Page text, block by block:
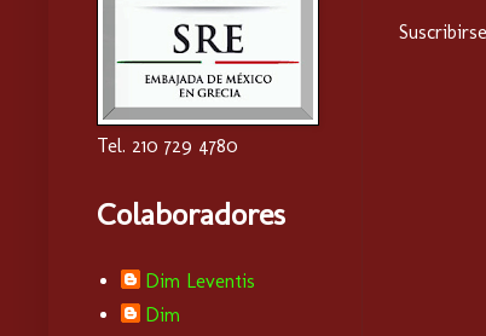
Tel. 210 729 4780
Colaboradores
Dim Leventis
Dim